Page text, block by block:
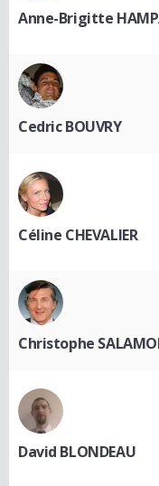
Anne-Brigitte
Cedric BOUVRY
Céline CHEVALIER
Christophe
David BLONDEAU